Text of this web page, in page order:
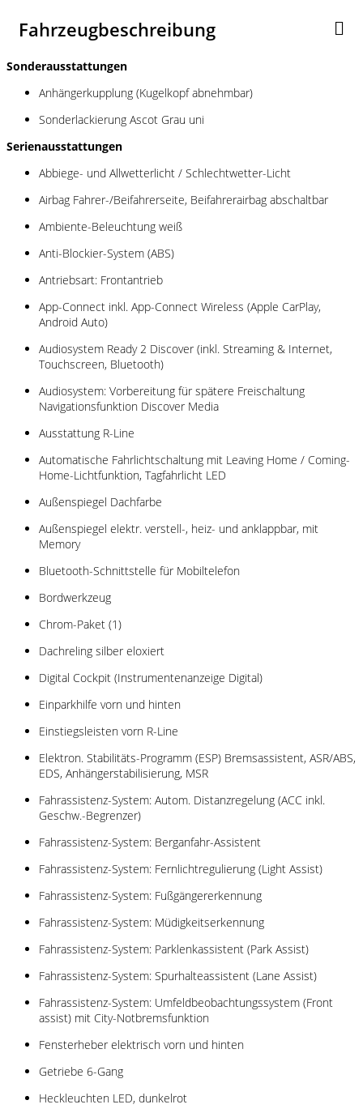
Fahrzeugbeschreibung
Sonderausstattungen
Anhängerkupplung (Kugelkopf abnehmbar)
Sonderlackierung Ascot Grau uni
Serienausstattungen
Abbiege- und Allwetterlicht / Schlechtwetter-Licht
Airbag Fahrer-/Beifahrerseite, Beifahrerairbag abschaltbar
Ambiente-Beleuchtung weiß
Anti-Blockier-System (ABS)
Antriebsart: Frontantrieb
App-Connect inkl. App-Connect Wireless (Apple CarPlay,
Android Auto)
Audiosystem Ready 2 Discover (inkl. Streaming & Internet,
Touchscreen, Bluetooth)
Audiosystem: Vorbereitung für spätere Freischaltung
Navigationsfunktion Discover Media
Ausstattung R-Line
Automatische Fahrlichtschaltung mit Leaving Home / Coming-
Home-Lichtfunktion, Tagfahrlicht LED
Außenspiegel Dachfarbe
Außenspiegel elektr. verstell-, heiz- und anklappbar, mit
Memory
Bluetooth-Schnittstelle für Mobiltelefon
Bordwerkzeug
Chrom-Paket (1)
Dachreling silber eloxiert
Digital Cockpit (Instrumentenanzeige Digital)
Einparkhilfe vorn und hinten
Einstiegsleisten vorn R-Line
Elektron. Stabilitäts-Programm (ESP) Bremsassistent, ASR/ABS,
EDS, Anhängerstabilisierung, MSR
Fahrassistenz-System: Autom. Distanzregelung (ACC inkl.
Geschw.-Begrenzer)
Fahrassistenz-System: Berganfahr-Assistent
Fahrassistenz-System: Fernlichtregulierung (Light Assist)
Fahrassistenz-System: Fußgängererkennung
Fahrassistenz-System: Müdigkeitserkennung
Fahrassistenz-System: Parklenkassistent (Park Assist)
Fahrassistenz-System: Spurhalteassistent (Lane Assist)
Fahrassistenz-System: Umfeldbeobachtungssystem (Front
assist) mit City-Notbremsfunktion
Fensterheber elektrisch vorn und hinten
Getriebe 6-Gang
Heckleuchten LED, dunkelrot